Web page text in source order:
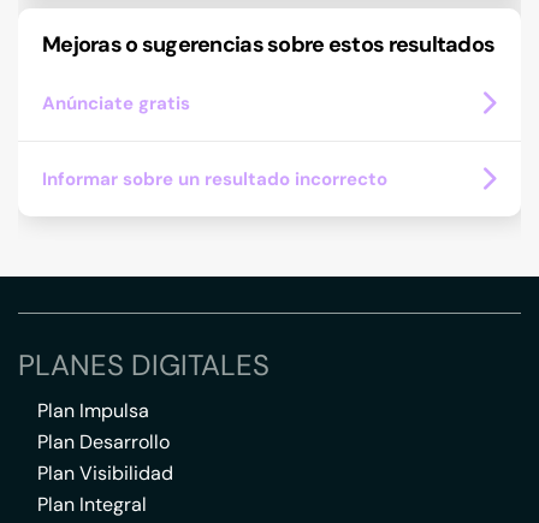
Mejoras o sugerencias sobre estos resultados
Anúnciate gratis
Informar sobre un resultado incorrecto
PLANES DIGITALES
Plan Impulsa
Plan Desarrollo
Plan Visibilidad
Plan Integral